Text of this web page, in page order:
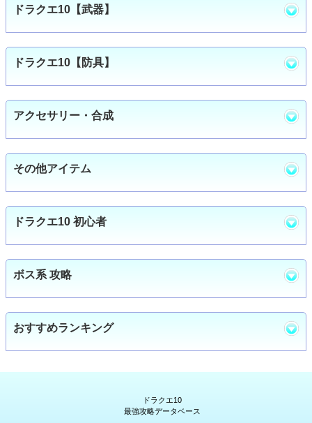
ドラクエ10【武器】
ドラクエ10【防具】
アクセサリー・合成
その他アイテム
ドラクエ10 初心者
ボス系 攻略
おすすめランキング
ドラクエ10
最強攻略データベース